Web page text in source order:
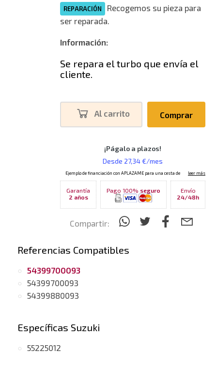
REPARACIÓN
Recogemos su pieza para
ser reparada.
Información:
Se repara el turbo que envía el
cliente.
Al carrito Comprar
Garantía
2 años
Pago 100% seguro
Envío
24/48h
Compartir:
Referencias Compatibles
54399700093
54399700093
54399880093
Específicas Suzuki
55225012